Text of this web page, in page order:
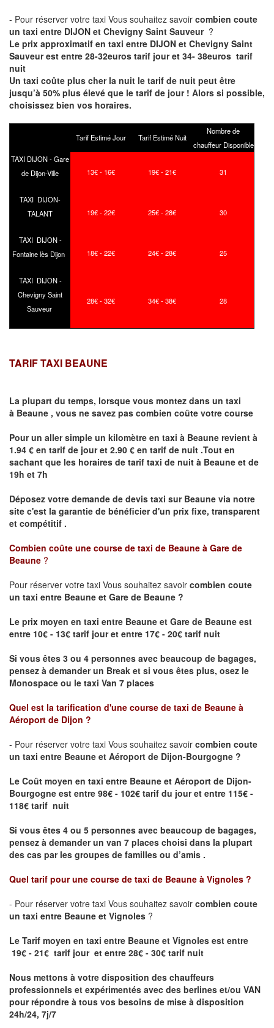
- Pour réserver votre taxi Vous souhaitez savoir combien coute
un taxi entre DIJON et Chevigny Saint Sauveur ?
Le prix approximatif en taxi entre DIJON et Chevigny Saint
Sauveur est entre 28-32euros tarif jour et 34- 38euros tarif
nuit
Un taxi coûte plus cher la nuit le tarif de nuit peut être
jusqu’à 50% plus élevé que le tarif de jour ! Alors si possible,
choisissez bien vos horaires.
Tarif Estimé Jour Tarif Estimé Nuit
Nombre de
chauffeur Disponible
TAXI DIJON - Gare
de Dijon-Ville
13€ - 16€ 19€ - 21€ 31
TAXI DIJON-
TALANT
19€ - 22€ 25€ - 28€ 30
TAXI DIJON -
Fontaine lès Dijon
18€ - 22€ 24€ - 28€ 25
TAXI DIJON -
Chevigny Saint
Sauveur
28€ - 32€ 34€ - 38€ 28
TARIF TAXI BEAUNE
La plupart du temps, lorsque vous montez dans un taxi
à Beaune , vous ne savez pas combien coûte votre course
Pour un aller simple un kilomètre en taxi à Beaune revient à
1.94 € en tarif de jour et 2.90 € en tarif de nuit .Tout en
sachant que les horaires de tarif taxi de nuit à Beaune et de
19h et 7h
Déposez votre demande de devis taxi sur Beaune via notre
site c'est la garantie de bénéficier d'un prix fixe, transparent
et compétitif .
Combien coûte une course de taxi de Beaune à Gare de
Beaune ?
Pour réserver votre taxi Vous souhaitez savoir combien coute
un taxi entre Beaune et Gare de Beaune ?
Le prix moyen en taxi entre Beaune et Gare de Beaune est
entre 10€ - 13€ tarif jour et entre 17€ - 20€ tarif nuit
Si vous êtes 3 ou 4 personnes avec beaucoup de bagages,
pensez à demander un Break et si vous êtes plus, osez le
Monospace ou le taxi Van 7 places
Quel est la tarification d'une course de taxi de Beaune à
Aéroport de Dijon ?
- Pour réserver votre taxi Vous souhaitez savoir combien coute
un taxi entre Beaune et Aéroport de Dijon-Bourgogne ?
Le Coût moyen en taxi entre Beaune et Aéroport de Dijon-
Bourgogne est entre 98€ - 102€ tarif du jour et entre 115€ -
118€ tarif nuit
Si vous êtes 4 ou 5 personnes avec beaucoup de bagages,
pensez à demander un van 7 places choisi dans la plupart
des cas par les groupes de familles ou d’amis .
Quel tarif pour une course de taxi de Beaune à Vignoles ?
- Pour réserver votre taxi Vous souhaitez savoir combien coute
un taxi entre Beaune et Vignoles ?
Le Tarif moyen en taxi entre Beaune et Vignoles est entre
19€ - 21€ tarif jour et entre 28€ - 30€ tarif nuit
Nous mettons à votre disposition des chauffeurs
professionnels et expérimentés avec des berlines et/ou VAN
pour répondre à tous vos besoins de mise à disposition
24h/24, 7j/7